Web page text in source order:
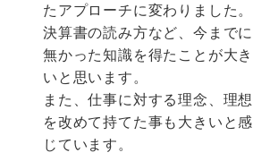
たアプローチに変わりました。
決算書の読み方など、今までに
無かった知識を得たことが大き
いと思います。
また、仕事に対する理念、理想
を改めて持てた事も大きいと感
じています。